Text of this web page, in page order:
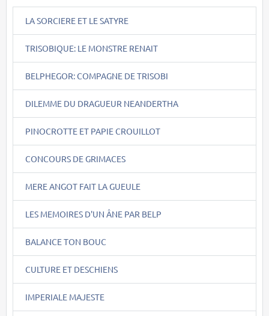
LA SORCIERE ET LE SATYRE
TRISOBIQUE: LE MONSTRE RENAIT
BELPHEGOR: COMPAGNE DE TRISOBI
DILEMME DU DRAGUEUR NEANDERTHA
PINOCROTTE ET PAPIE CROUILLOT
CONCOURS DE GRIMACES
MERE ANGOT FAIT LA GUEULE
LES MEMOIRES D'UN ÂNE PAR BELP
BALANCE TON BOUC
CULTURE ET DESCHIENS
IMPERIALE MAJESTE